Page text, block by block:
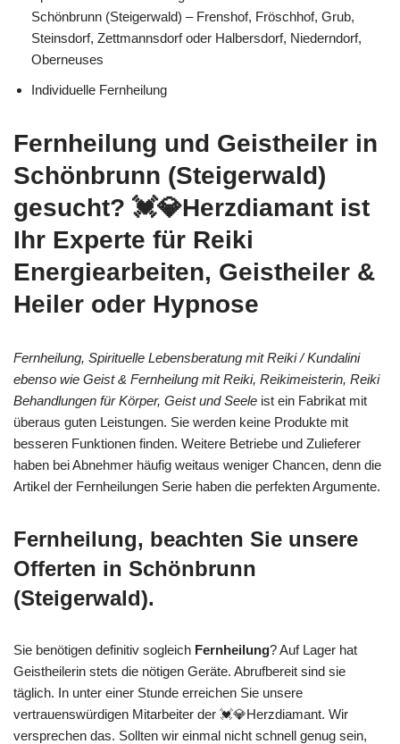
Schönbrunn (Steigerwald) – Frenshof, Fröschhof, Grub,
Steinsdorf, Zettmannsdorf oder Halbersdorf, Niederndorf,
Oberneuses
Individuelle Fernheilung
Fernheilung und Geistheiler in
Schönbrunn (Steigerwald)
gesucht? 💓️💎Herzdiamant ist
Ihr Experte für Reiki
Energiearbeiten, Geistheiler &
Heiler oder Hypnose
Fernheilung, Spirituelle Lebensberatung mit Reiki / Kundalini
ebenso wie Geist & Fernheilung mit Reiki, Reikimeisterin, Reiki
Behandlungen für Körper, Geist und Seele ist ein Fabrikat mit
überaus guten Leistungen. Sie werden keine Produkte mit
besseren Funktionen finden. Weitere Betriebe und Zulieferer
haben bei Abnehmer häufig weitaus weniger Chancen, denn die
Artikel der Fernheilungen Serie haben die perfekten Argumente.
Fernheilung, beachten Sie unsere
Offerten in Schönbrunn
(Steigerwald).
Sie benötigen definitiv sogleich Fernheilung? Auf Lager hat
Geistheilerin stets die nötigen Geräte. Abrufbereit sind sie
täglich. In unter einer Stunde erreichen Sie unsere
vertrauenswürdigen Mitarbeiter der 💓️💎Herzdiamant. Wir
versprechen das. Sollten wir einmal nicht schnell genug sein,